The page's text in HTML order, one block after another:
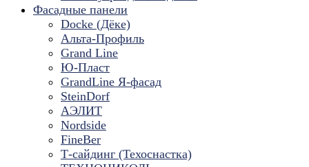
Фасадные панели
Docke (Дёке)
Альта-Профиль
Grand Line
Ю-Пласт
GrandLine Я-фасад
SteinDorf
АЭЛИТ
Nordside
FineBer
Т-сайдинг (Техоснастка)